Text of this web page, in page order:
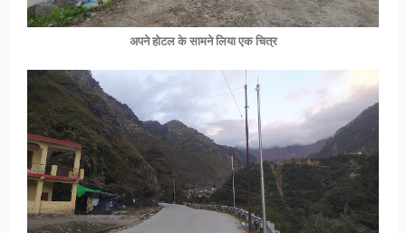
अपने होटल के सामने लिया एक चित्र